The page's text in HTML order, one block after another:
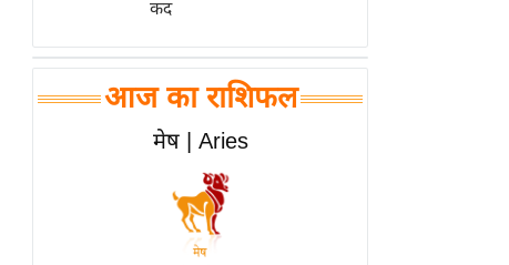
मनोरंजन जगत
बॉलीवुड
हॉलीवुड
Breaking
लाइफस्टाइल
कद
आज का राशिफल
मेष | Aries